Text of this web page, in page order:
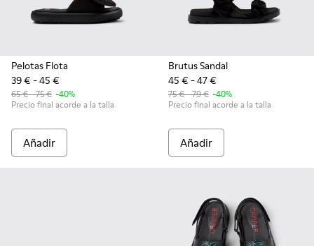
Pelotas Flota
39 € - 45 €
65 € - 75 € -40%
Precio final acorde a la talla
Añadir
Brutus Sandal
45 € - 47 €
75 € - 79 € -40%
Precio final acorde a la talla
Añadir